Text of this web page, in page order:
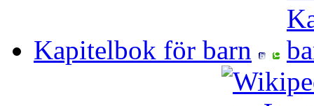
Kapitelbok för barn